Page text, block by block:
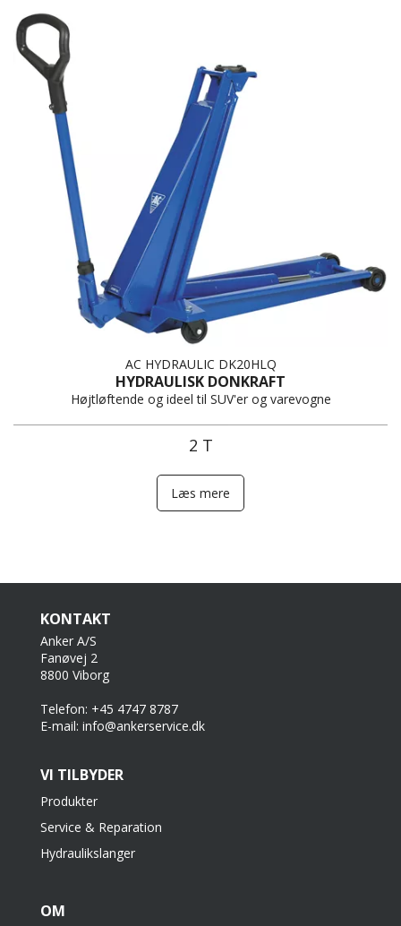
AC HYDRAULIC DK20HLQ
HYDRAULISK DONKRAFT
Højtløftende og ideel til SUV'er og varevogne
2 T
Læs mere
KONTAKT
Anker A/S
Fanøvej 2
8800 Viborg
Telefon: +45 4747 8787
E-mail: info@ankerservice.dk
VI TILBYDER
Produkter
Service & Reparation
Hydraulikslanger
OM